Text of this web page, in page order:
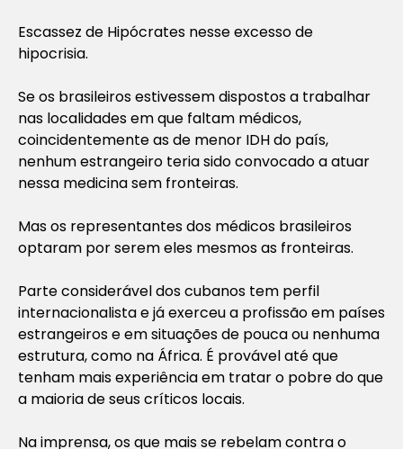
Escassez de Hipócrates nesse excesso de
hipocrisia.
Se os brasileiros estivessem dispostos a trabalhar
nas localidades em que faltam médicos,
coincidentemente as de menor IDH do país,
nenhum estrangeiro teria sido convocado a atuar
nessa medicina sem fronteiras.
Mas os representantes dos médicos brasileiros
optaram por serem eles mesmos as fronteiras.
Parte considerável dos cubanos tem perfil
internacionalista e já exerceu a profissão em países
estrangeiros e em situações de pouca ou nenhuma
estrutura, como na África. É provável até que
tenham mais experiência em tratar o pobre do que
a maioria de seus críticos locais.
Na imprensa, os que mais se rebelam contra o